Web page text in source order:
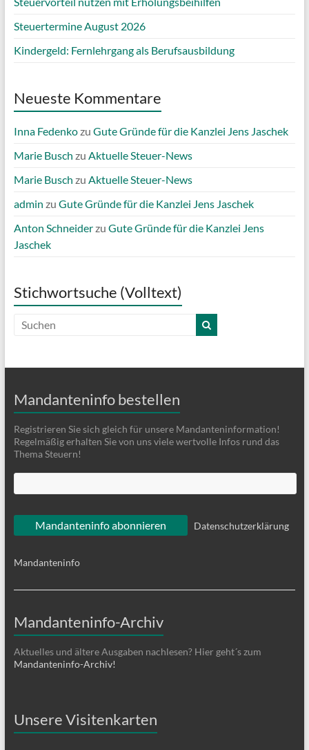
Steuertermine August 2026
Kindergeld: Fernlehrgang als Berufsausbildung
Neueste Kommentare
Inna Fedenkozu Gute Gründe für die Kanzlei Jens Jaschek
Marie Busch zu Aktuelle Steuer-News
Marie Busch zu Aktuelle Steuer-News
admin zu Gute Gründe für die Kanzlei Jens Jaschek
Anton Schneiderzu Gute Gründe für die Kanzlei Jens
Jaschek
Stichwortsuche (Volltext)
Mandanteninfo bestellen
Registrieren Sie sich gleich für unsere Mandanteninformation!
Regelmäßig erhalten Sie von uns viele wertvolle Infos rund das
Thema Steuern!
Datenschutzerklärung
Mandanteninfo
Mandanteninfo-Archiv
Aktuelles und ältere Ausgaben nachlesen? Hier geht´s zum
Mandanteninfo-Archiv!
Unsere Visitenkarten